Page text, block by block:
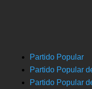
Partido Popular
Partido Popular
Partido Popular